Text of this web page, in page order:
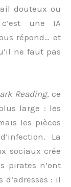
douteux ou
une IA
répond… et
ne faut pas
Reading, ce
large : les
les pièces
La
sociaux crée
pirates n’ont
: il